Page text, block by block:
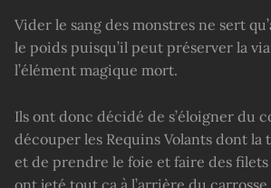
Vider le sang des monstres ne sert
le poids puisqu’il peut préserver la
l’élément magique mort.
Ils ont donc décidé de s’éloigner du
découper les Requins Volants dont la
et de prendre le foie et faire des filets